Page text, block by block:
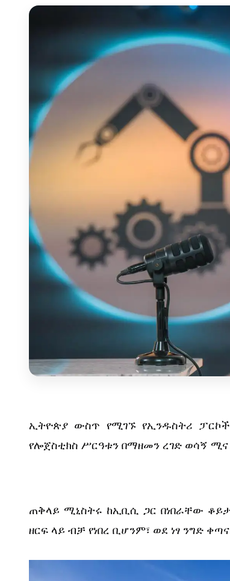
ኢትዮጵያ ውስጥ የሚገኙ የኢንዱስትሪ
የሎጀስቲክስ ሥርዓቱን በማዘመን ረገድ ወሳኝ
ጠቅላይ ሚኒስትሩ ከኢቢሲ ጋር በነበራቸው
ዘርፍ ላይ ብቻ የነበረ ቢሆንም፣ ወደ ነፃ ንግድ